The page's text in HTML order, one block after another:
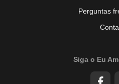
Perguntas
Siga o Eu